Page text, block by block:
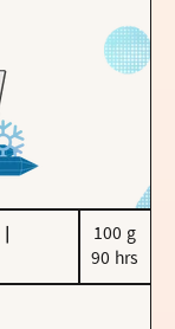
100 g
90 hrs